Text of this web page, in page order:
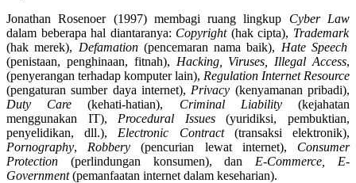
Jonathan Rosenoer (1997) membagi ruang lingkup Cyber
Law
dalam beberapa hal diantaranya: Copyright (hak cipta), Trademark
(hak merek), Defamation (pencemaran nama baik), Hate Speech
(penistaan, penghinaan, fitnah), Hacking, Viruses, Illegal Access,
(penyerangan terhadap komputer lain), Regulation Internet Resource
(pengaturan sumber daya internet), Privacy (kenyamanan pribadi),
Duty Care (kehati-hatian), Criminal Liability(kejahatan
menggunakan IT), Procedural Issues(yuridiksi, pembuktian,
penyelidikan, dll.), Electronic Contract (transaksi elektronik),
Pornography, Robbery(pencurian lewat internet), Consumer
Protection (perlindungan konsumen), dan E-Commerce, E-
Government(pemanfaatan internet dalam keseharian).